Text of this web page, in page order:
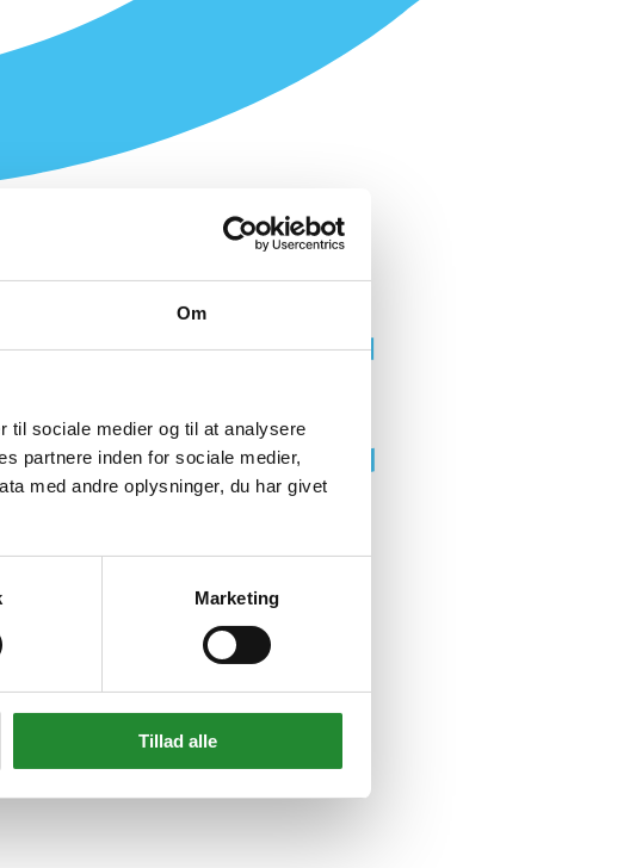
Om
til sociale medier og til at analysere
partnere inden for sociale medier,
med andre oplysninger, du har givet
Marketing
Tillad alle